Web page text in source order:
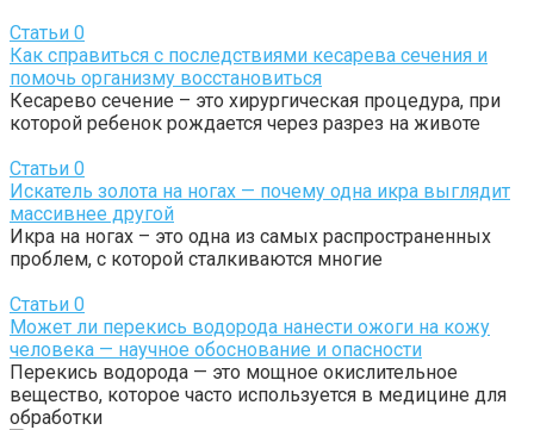
Статьи 0
Как справиться с последствиями кесарева сечения и
помочь организму восстановиться
Кесарево сечение – это хирургическая процедура, при
которой ребенок рождается через разрез на животе
Статьи 0
Искатель золота на ногах — почему одна икра выглядит
массивнее другой
Икра на ногах – это одна из самых распространенных
проблем, с которой сталкиваются многие
Статьи 0
Может ли перекись водорода нанести ожоги на кожу
человека — научное обоснование и опасности
Перекись водорода — это мощное окислительное
вещество, которое часто используется в медицине для
обработки